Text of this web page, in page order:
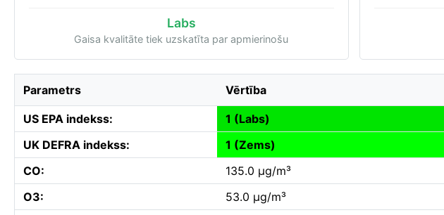
Labs
Gaisa kvalitāte tiek uzskatīta par apmierinošu
Parametrs Vērtība
US EPA indekss:
1 (Labs)
UK DEFRA indekss:
1 (Zems)
CO:
135.0 µg/m³
O3:
53.0 µg/m³